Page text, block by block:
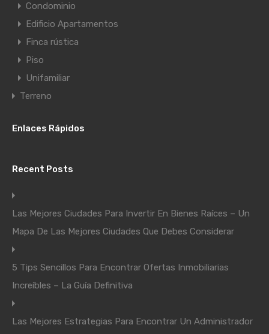
Condominio
Edificio Apartamentos
Finca rústica
Piso
Unifamiliar
Terreno
Enlaces Rápidos
Recent Posts
Las Mejores Ciudades Para Invertir En Bienes Raíces – Un
Mapa De Las Mejores Ciudades Que Debes Considerar
5 Tips Sencillos Para Encontrar Ofertas Inmobiliarias
Increíbles – La Guía Definitiva
Las Mejores Estrategias Para Encontrar Un Administrador